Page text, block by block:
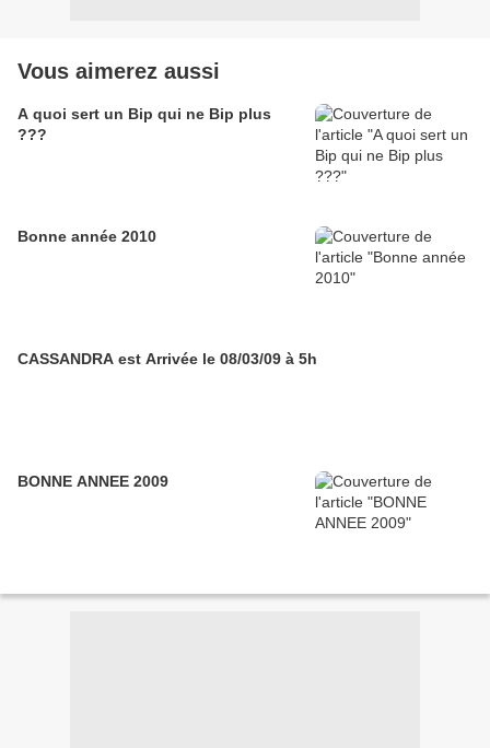
Vous aimerez aussi
A quoi sert un Bip qui ne Bip plus
???
Bonne année 2010
CASSANDRA est Arrivée le 08/03/09 à 5h
BONNE ANNEE 2009